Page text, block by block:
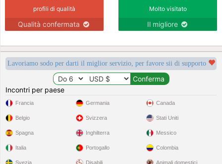
profili di qualità
Qualità confermata
Molto visitato
Il migliore
Lavoriamo sodo per darti il miglior servizio, per favore sii di supporto
Incontri per paese
Francia
Belgio
Spagna
Italia
Svezia
Germania
Svizzera
Inghilterra
Portogallo
Disabili
Canada
Stati Uniti
Messico
Colombia
Animali domestici